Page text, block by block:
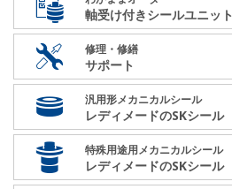
軸受け付きシールユニット
修理・修繕
サポート
汎用形メカニカルシール
レディメードのSKシール
特殊用途用メカニカルシール
レディメードのSKシール